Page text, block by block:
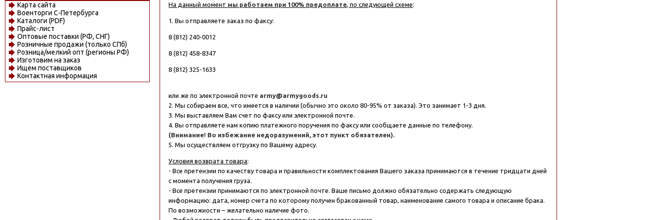
Карта сайта
Военторги С-Петербурга
Каталоги (PDF)
Прайс-лист
Оптовые поставки (РФ, СНГ)
Розничные продажи (только СПб)
Розница/мелкий опт (регионы РФ)
Изготовим на заказ
Ищем поставщиков
Контактная информация
На данный момент мы работаем при 100% предоплате, по следующей схеме:
1. Вы отправляете заказ по факсу:
8 (812) 240-0012
8 (812) 458-8347
8 (812) 325-1633
или же по электронной почте army@armygoods.ru
2. Мы собираем все, что имеется в наличии (обычно это около 80-95% от заказа). Это занимает 1-3 дня.
3. Мы выставляем Вам счет по факсу или электронной почте.
4. Вы отправляете нам копию платежного поручения по факсу или сообщаете данные по телефону.
(Внимание! Во избежание недоразумений, этот пункт обязателен).
5. Мы осуществляем отгрузку по Вашему адресу.
Условия возврата товара:
- Все претензии по качеству товара и правильности комплектования Вашего заказа принимаются в течение тридцати дней
с момента получения груза.
- Все претензии принимаются по электронной почте. Ваше письмо должно обязательно содержать следующую
информацию: дата, номер счета по которому получен бракованный товар, наименование самого товара и описание брака.
По возможности – желательно наличие фото.